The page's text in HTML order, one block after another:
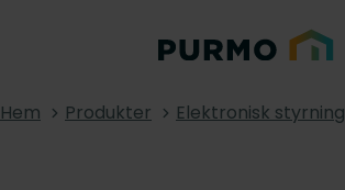
Hem Produkter Elektronisk styrning